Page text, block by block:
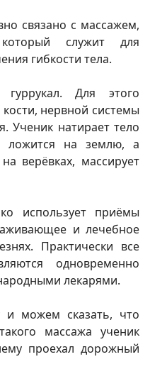
связано с массажем,
служит для
гибкости тела.
Для этого
нервной системы
Ученик натирает тело
ложится на землю, а
верёвках, массирует
использует приёмы
и лечебное
Практически все
одновременно
лекарями.
и можем сказать, что
массажа ученик
проехал дорожный